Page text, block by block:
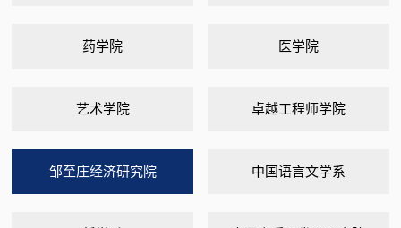
药学院 医学院
艺术学院 卓越工程师学院
邹至庄经济研究院 中国语言文学系